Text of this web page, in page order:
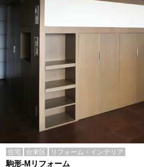
住宅 台東区 リフォーム・インテリア
駒形-Mリフォーム